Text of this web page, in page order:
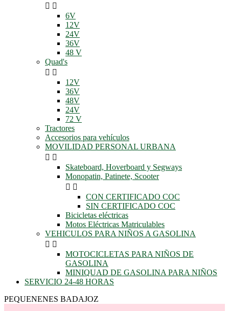
 
6V
12V
24V
36V
48 V
Quad's
 
12V
36V
48V
24V
72 V
Tractores
Accesorios para vehículos
MOVILIDAD PERSONAL URBANA
 
Skateboard, Hoverboard y Segways
Monopatin, Patinete, Scooter
 
CON CERTIFICADO COC
SIN CERTIFICADO COC
Bicicletas eléctricas
Motos Eléctricas Matriculables
VEHICULOS PARA NIÑOS A GASOLINA
 
MOTOCICLETAS PARA NIÑOS DE
GASOLINA
MINIQUAD DE GASOLINA PARA NIÑOS
SERVICIO 24-48 HORAS
PEQUENENES BADAJOZ